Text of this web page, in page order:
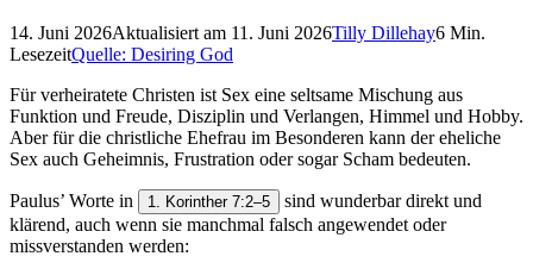
14. Juni 2026Aktualisiert am 11. Juni 2026Tilly Dillehay6 Min.
LesezeitQuelle: Desiring God
Für verheiratete Christen ist Sex eine seltsame Mischung aus
Funktion und Freude, Disziplin und Verlangen, Himmel und Hobby.
Aber für die christliche Ehefrau im Besonderen kann der eheliche
Sex auch Geheimnis, Frustration oder sogar Scham bedeuten.
Paulus’ Worte in 1. Korinther 7:2–5
sind wunderbar direkt und
klärend, auch wenn sie manchmal falsch angewendet oder
missverstanden werden: